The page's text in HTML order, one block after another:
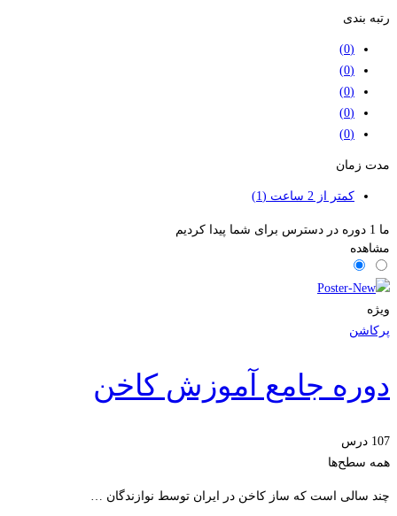
رتبه بندی
(0)
(0)
(0)
(0)
(0)
مدت زمان
کمتر از 2 ساعت (1)
ما 1 دوره در دسترس برای شما پیدا کردیم
مشاهده
ویژه
پرکاشن
دوره جامع آموزش کاخن
107 درس
همه سطح‌ها
چند سالی است که ساز کاخن در ایران توسط نوازندگان …